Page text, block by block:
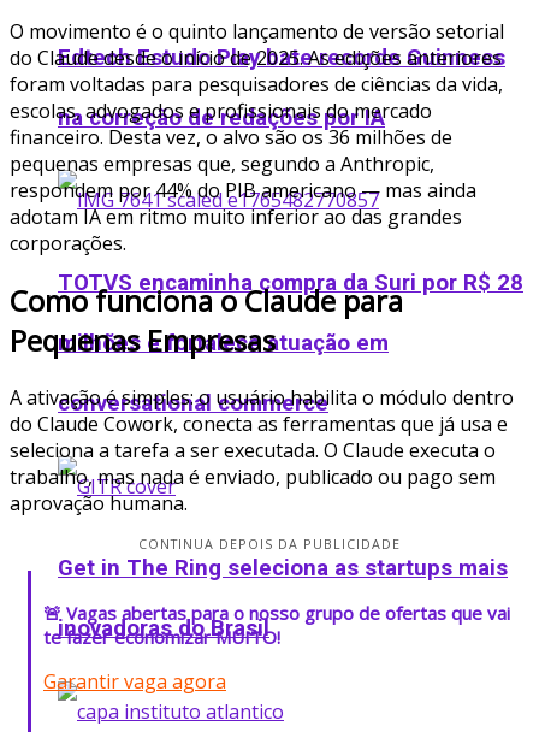
Edtech Estudo Play bate recorde Guinness
na correção de redações por IA
TOTVS encaminha compra da Suri por R$ 28
milhões e fortalece atuação em
conversational commerce
Get in The Ring seleciona as startups mais
inovadoras do Brasil
O movimento é o quinto lançamento de versão setorial
do Claude desde o início de 2025. As edições anteriores
foram voltadas para pesquisadores de ciências da vida,
escolas, advogados e profissionais do mercado
financeiro. Desta vez, o alvo são os 36 milhões de
pequenas empresas que, segundo a Anthropic,
respondem por 44% do PIB americano — mas ainda
adotam IA em ritmo muito inferior ao das grandes
corporações.
Como funciona o Claude para
Pequenas Empresas
A ativação é simples: o usuário habilita o módulo dentro
do Claude Cowork, conecta as ferramentas que já usa e
seleciona a tarefa a ser executada. O Claude executa o
trabalho, mas nada é enviado, publicado ou pago sem
aprovação humana.
CONTINUA DEPOIS DA PUBLICIDADE
🚨 Vagas abertas para o nosso grupo de ofertas que vai
te fazer economizar MUITO!
Garantir vaga agora